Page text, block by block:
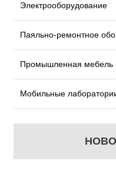
Электрооборудование
Паяльно-ремонтное
Промышленная мебель
Мобильные